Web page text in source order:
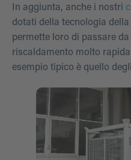
In aggiunta, anche i nostri
dotati della tecnologia
permette loro di passare
riscaldamento molto
esempio tipico è quello